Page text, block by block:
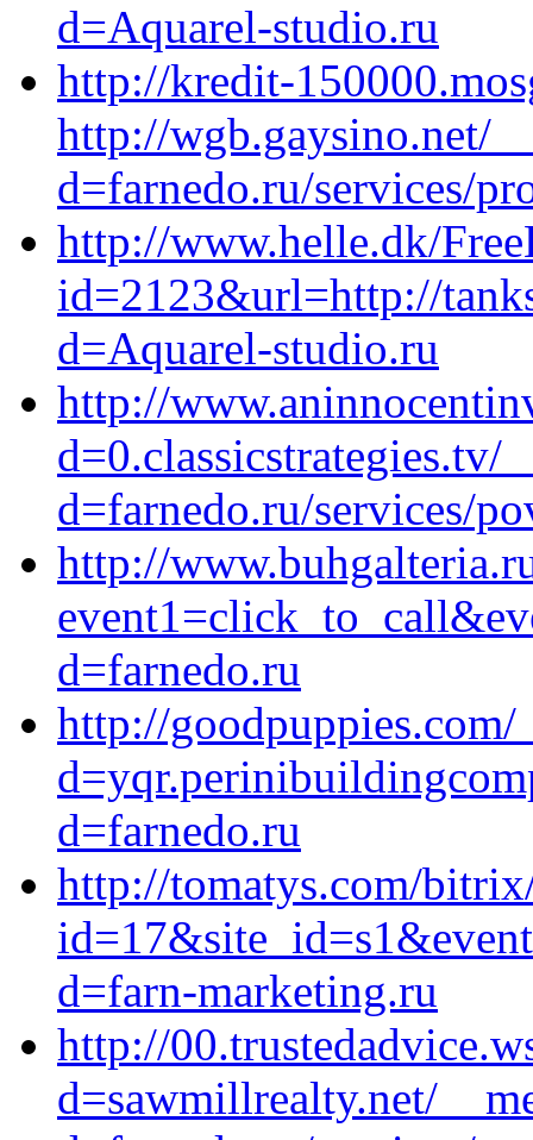
d=Aquarel-studio.ru
http://kredit-
http://wgb.gaysino.net/
d=farnedo.ru/services/
http://www.helle.dk/
id=2123&url=http://
d=Aquarel-studio.ru
http://
d=0.classicstrategies.tv/
d=farnedo.ru/services/
http://
d=farnedo.ru
http://goodpuppies.com/
d=farnedo.ru
http://tomatys.com/
d=farn-marketing.ru
http://
d=sawmillrealty.net/